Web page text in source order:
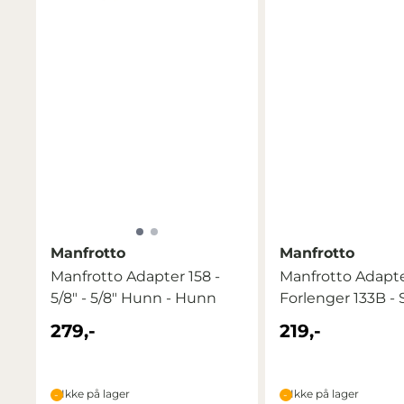
Manfrotto
Manfrotto Adapter 158 -
5/8" - 5/8" Hunn - Hunn
279,-
Ikke på lager
Manfrotto
Manfrotto
Forlenger 133B -
Clamp - ...
219,-
Ikke på lager